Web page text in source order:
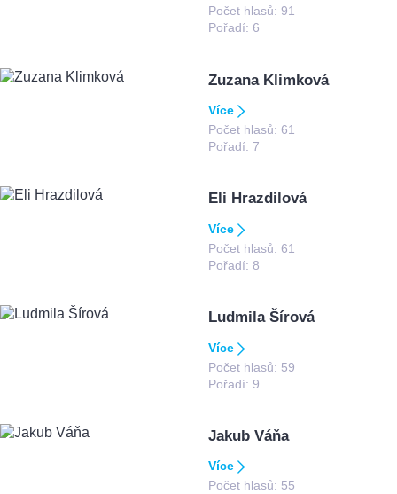
Počet hlasů: 91
Pořadí: 6
Zuzana Klimková
Více
Počet hlasů: 61
Pořadí: 7
Eli Hrazdilová
Více
Počet hlasů: 61
Pořadí: 8
Ludmila Šírová
Více
Počet hlasů: 59
Pořadí: 9
Jakub Váňa
Více
Počet hlasů: 55